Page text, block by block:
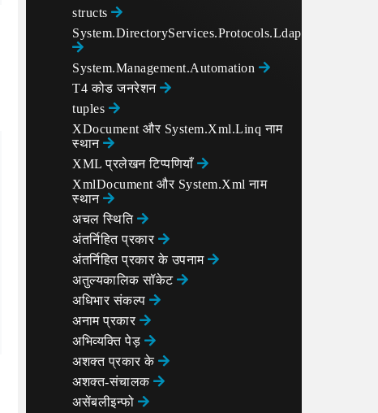
structs
System.DirectoryServices.Protocols.LdapConnection
System.Management.Automation
T4 कोड जनरेशन
tuples
XDocument और System.Xml.Linq नाम
स्थान
XML प्रलेखन टिप्पणियाँ
XmlDocument और System.Xml नाम
स्थान
अचल स्थिति
अंतर्निहित प्रकार
अंतर्निहित प्रकार के उपनाम
अतुल्यकालिक सॉकेट
अधिभार संकल्प
अनाम प्रकार
अभिव्यक्ति पेड़
अशक्त प्रकार के
अशक्त-संचालक
असेंबलीइन्फो